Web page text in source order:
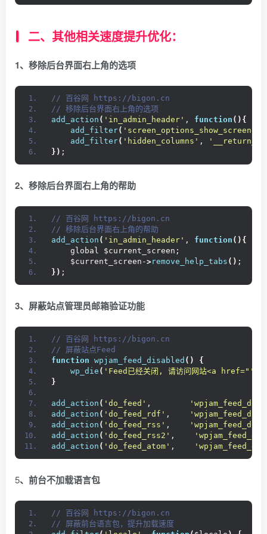
二、其他相关速度提升优化：
1、移除后台界面右上角的选项
// 百谷网 https://bigon.cn
// 移除后台界面右上角的选项
add_action ( 'in_admin_header' , function (){
add_filter( 'screen_options_show_screen'
add_filter( 'hidden_columns' ,
}) ;
2、移除后台界面右上角的帮助
// 百谷网 https://bigon.cn
// 移除后台界面右上角的帮助
add_action ( 'in_admin_header' , function (){
    global $current_screen;
    $current_screen-
>remove_help_tabs () ;
}) ;
3、屏蔽站点管理员邮箱验证功能
// 百谷网 https://bigon.cn
// 屏蔽站点Feed
function wpjam_feed_disabled ()
{
wp_die ( 'Feed已经关闭, 请访问网站<a href="'
}
add_action ( 'do_feed' ,
add_action ( 'do_feed_rdf' ,
add_action ( 'do_feed_rss' ,
add_action ( 'do_feed_rss2' ,
add_action ( 'do_feed_atom' ,
5、前台不加载语言包
// 百谷网 https://bigon.cn
// 屏蔽前台语言包，提升加载速度